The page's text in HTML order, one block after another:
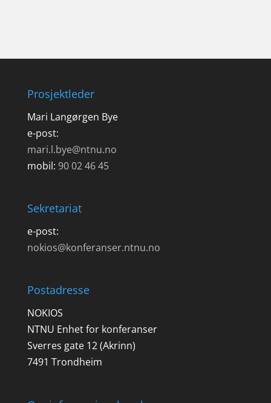
Prosjektleder
Mari Langørgen Bye
e-post:
mari.l.bye@ntnu.no
mobil: 90 02 46 45
Sekretariat
e-post:
nokios@konferanser.ntnu.no
Postadresse
NOKIOS
NTNU Enhet for konferanser
Sverres gate 12 (Akrinn)
7491 Trondheim